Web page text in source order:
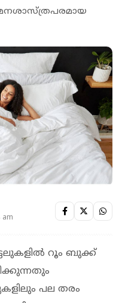
am
റൂം ബുക്ക്
പല തരം